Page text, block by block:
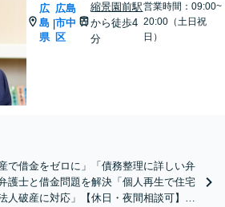
広
島
県
|
広島
市中
区
縮景園前駅
から徒歩4
分
営業時間：09:00~
20:00（土日祝
日）
で借金をゼロに」「債務整理に詳しい弁
護士と借金問題を解決「個人再生で住宅
人破産に対応」【休日・夜間相談可】